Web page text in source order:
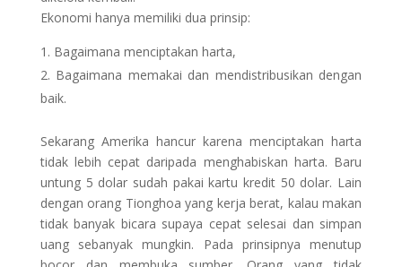
Ekonomi hanya memiliki dua prinsip:
Bagaimana menciptakan harta,
Bagaimana memakai dan mendistribusikan dengan
baik.
Sekarang Amerika hancur karena menciptakan harta
tidak lebih cepat daripada menghabiskan harta. Baru
untung 5 dolar sudah pakai kartu kredit 50 dolar. Lain
dengan orang Tionghoa yang kerja berat, kalau makan
tidak banyak bicara supaya cepat selesai dan simpan
uang sebanyak mungkin. Pada prinsipnya menutup